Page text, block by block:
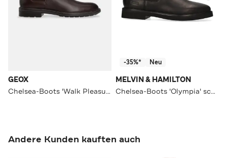
GEOX
Chelsea-Boots 'Walk Pleasure' braun
-35%* Neu
MELVIN & HAMILTON
Chelsea-Boots 'Olympia' schwarz
Andere Kunden kauften auch